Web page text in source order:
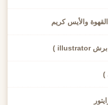
والأيس كريم
)